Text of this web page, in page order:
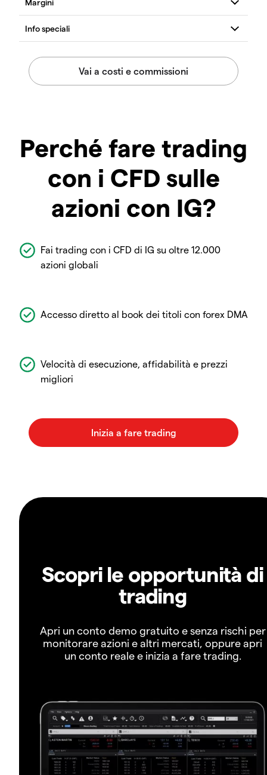
Perché fare trading
con i CFD sulle
azioni con IG?
Fai trading con i CFD di IG su oltre 12.000
azioni globali
Accesso diretto al book dei titoli con forex DMA
Velocità di esecuzione, affidabilità e prezzi
migliori
Scopri le opportunità di
trading
Apri un conto demo gratuito e senza rischi per
monitorare azioni e altri mercati, oppure apri
un conto reale e inizia a fare trading.